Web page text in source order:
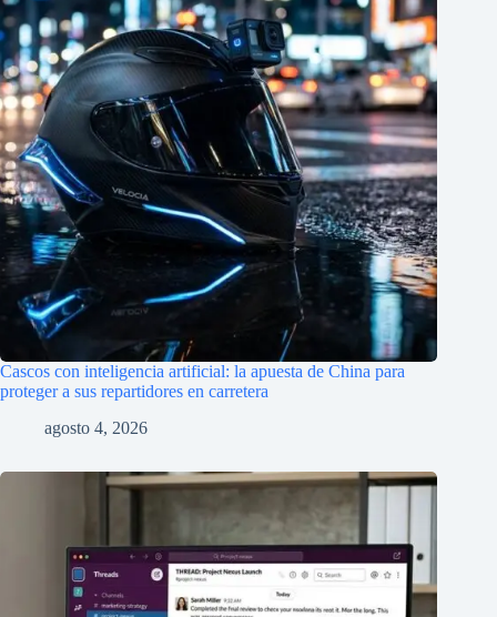
Cascos con inteligencia artificial: la apuesta de China para
proteger a sus repartidores en carretera
agosto 4, 2026